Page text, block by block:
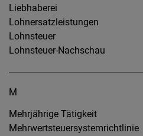
Liebhaberei
Lohnersatzleistungen
Lohnsteuer
Lohnsteuer-Nachschau
M
Mehrjährige Tätigkeit
Mehrwertsteuersystemrichtlinie